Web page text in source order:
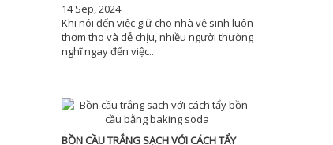
14 Sep, 2024
Khi nói đến việc giữ cho nhà vệ sinh luôn
thơm tho và dễ chịu, nhiều người thường
nghĩ ngay đến việc...
BỒN CẦU TRẮNG SẠCH VỚI CÁCH TẨY